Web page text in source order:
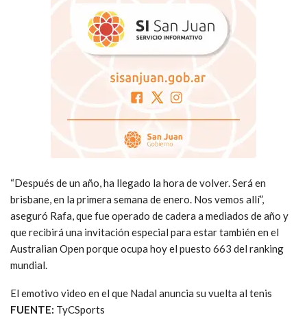
“Después de un año, ha llegado la hora de volver. Será en
brisbane, en la primera semana de enero. Nos vemos allí”,
aseguró Rafa, que fue operado de cadera a mediados de año y
que recibirá una invitación especial para estar también en el
Australian Open porque ocupa hoy el puesto 663 del ranking
mundial.
El emotivo video en el que Nadal anuncia su vuelta al tenis
FUENTE: TyCSports